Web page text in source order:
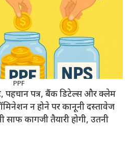
PPF
पहचान पत्र, बैंक डिटेल्स और क्लेम
न होने पर कानूनी दस्तावेज
कागजी तैयारी होगी, उतनी